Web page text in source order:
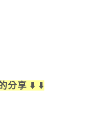
分享 ⬇️ ⬇️